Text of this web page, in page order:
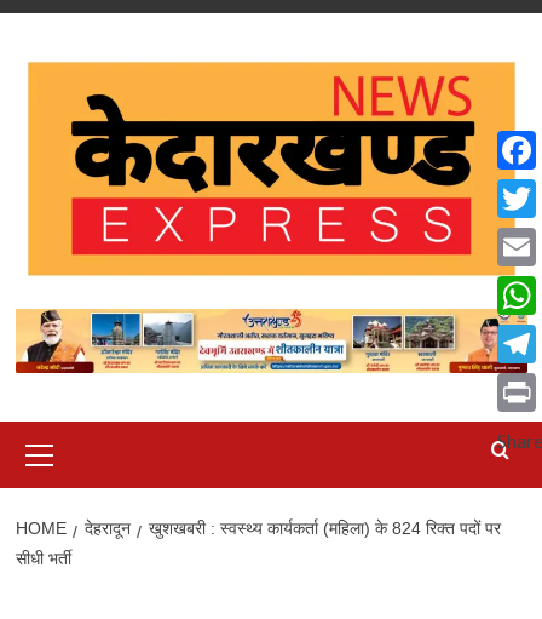
Skip
Menu
HOME देहरादून
खुशखबरी : स्वस्थ्य कार्यकर्ता (महिला) के 824 रिक्त पदों पर
सीधी भर्ती
Email
Print
Share